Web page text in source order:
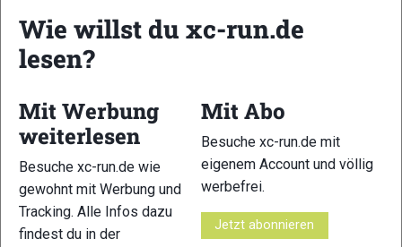
27 28
Wie willst du xc-run.de
lesen?
Mit Werbung
weiterlesen
Besuche xc-run.de wie
gewohnt mit Werbung und
Tracking. Alle Infos dazu
findest du in der
Mit Abo
Besuche xc-run.de mit
eigenem Account und völlig
werbefrei.
Jetzt abonnieren